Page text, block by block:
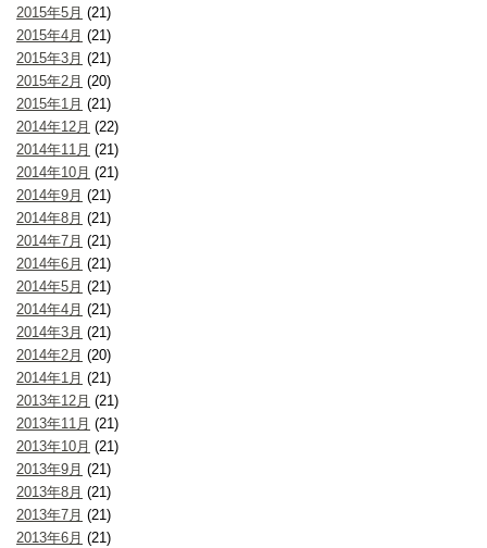
2015年5月 (21)
2015年4月 (21)
2015年3月 (21)
2015年2月 (20)
2015年1月 (21)
2014年12月 (22)
2014年11月 (21)
2014年10月 (21)
2014年9月 (21)
2014年8月 (21)
2014年7月 (21)
2014年6月 (21)
2014年5月 (21)
2014年4月 (21)
2014年3月 (21)
2014年2月 (20)
2014年1月 (21)
2013年12月 (21)
2013年11月 (21)
2013年10月 (21)
2013年9月 (21)
2013年8月 (21)
2013年7月 (21)
2013年6月 (21)